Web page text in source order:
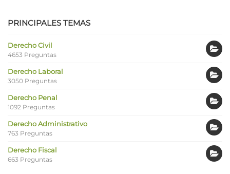
PRINCIPALES TEMAS
Derecho Civil
4653 Preguntas
Derecho Laboral
3050 Preguntas
Derecho Penal
1092 Preguntas
Derecho Administrativo
763 Preguntas
Derecho Fiscal
663 Preguntas